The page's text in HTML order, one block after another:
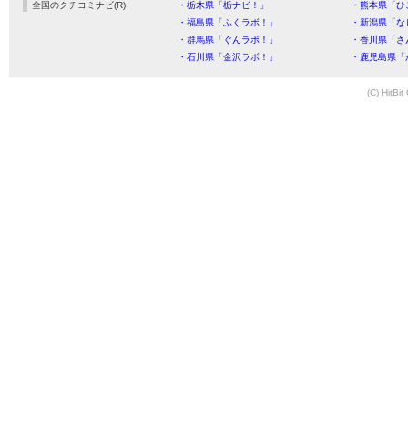
全国のクチコミナビ(R) ・栃木県「栃ナビ！」
・熊本県「
・福島県「ふくラボ！」
・新潟県「
・群馬県「ぐんラボ！」
・香川県「
・石川県「金沢ラボ！」
・鹿児島県
(C) HitBit